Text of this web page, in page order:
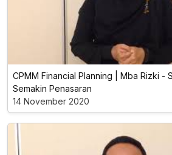
CPMM Financial Planning | Mba Rizki -
Semakin Penasaran
14 November 2020